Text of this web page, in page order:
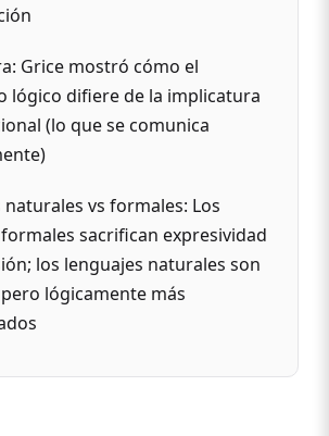
Grice mostró cómo el
lógico difiere de la implicatura
(lo que se comunica
naturales vs formales: Los
sacrifican expresividad
los lenguajes naturales son
lógicamente más